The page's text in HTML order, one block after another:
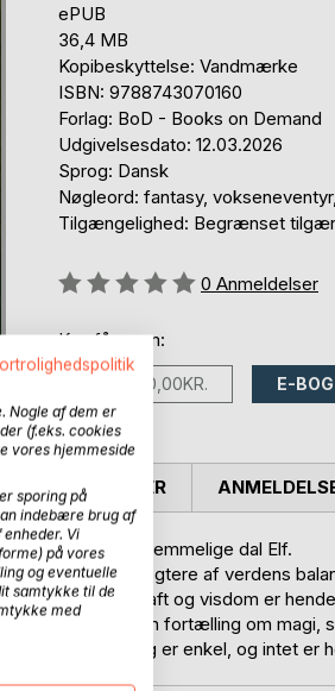
ePUB
36,4 MB
Kopibeskyttelse: Vandmærke
ISBN: 9788743070160
Forlag: BoD - Books on Demand
Udgivelsesdato: 12.03.2026
Sprog: Dansk
Nøgleord: fantasy,
Tilgængelighed: Begrænset
Anmeldelse::
0 Anmeldelser
Kan fås som:
370,00KR. E-BOG
ligger den hemmelige dal Elf.
som er vogtere af verdens
der med sin kraft og visdom er
og svig. En fortælling om
og mørke aldrig er enkel, og intet er
PRESSEN SKRIVER
Nogle af dem er
(f.eks. cookies
vores hjemmeside
sporing på
indebære brug af
Vi
på vores
og eventuelle
samtykke til de
med